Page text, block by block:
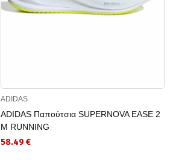
ADIDAS
ADIDAS Παπούτσια SUPERNOVA EASE 2
M RUNNING
58.49 €